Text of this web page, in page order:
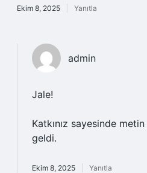
Ekim 8, 2025 Yanıtla
admin
Jale!
Katkınız sayesinde metin
geldi.
Ekim 8, 2025 Yanıtla